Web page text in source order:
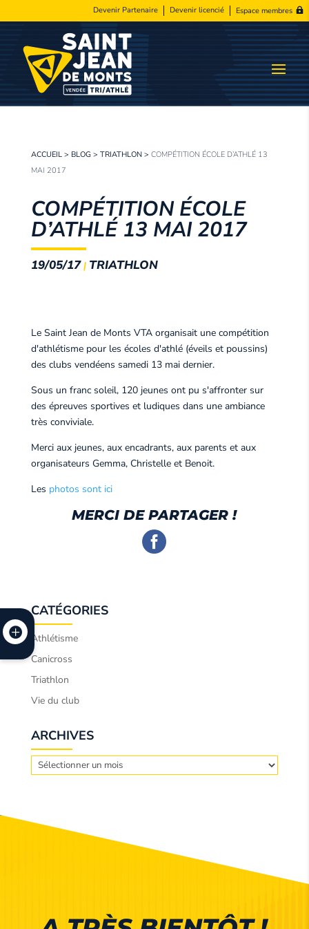
Devenir Partenaire Devenir licencié Espace membres
ACCUEIL> BLOG > TRIATHLON> COMPÉTITION ÉCOLE D’ATHLÉ 13
MAI 2017
COMPÉTITION ÉCOLE
D’ATHLÉ 13 MAI 2017
19/05/17| TRIATHLON
Le Saint Jean de Monts VTA organisait une compétition
d'athlétisme pour les écoles d'athlé (éveils et poussins)
des clubs vendéens samedi 13 mai dernier.
Sous un franc soleil, 120 jeunes ont pu s'affronter sur
des épreuves sportives et ludiques dans une ambiance
très conviviale.
Merci aux jeunes, aux encadrants, aux parents et aux
organisateurs Gemma, Christelle et Benoit.
Les photos sont ici
MERCI DE PARTAGER !
CATÉGORIES
Athlétisme
Canicross
Triathlon
Vie du club
ARCHIVES
Archives